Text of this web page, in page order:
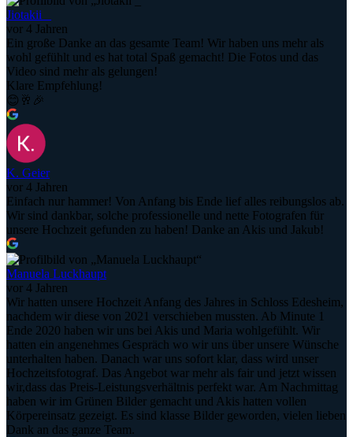
Jiotakii _
vor 4 Jahren
Ein große Danke an das gesamte Team! Wir haben uns mehr als
wohl gefühlt und es hat total Spaß gemacht! Die Fotos und das
Video sind mehr als gelungen!
Klare Empfehlung!
😊🥂🎉
K. Geier
vor 4 Jahren
Einfach nur hammer! Von Anfang bis Ende lief alles reibungslos ab.
Wir sind dankbar, solche professionelle und nette Fotografen für
unsere Hochzeit gefunden zu haben! Danke an Akis und Jakub!
Manuela Luckhaupt
vor 4 Jahren
Wir hatten unsere Hochzeit Anfang des Jahres in Schloss Edesheim,
nachdem wir diese von 2021 verschieben mussten. Ab Minute 1
Ende 2020 haben wir uns bei Akis und Maria wohlgefühlt. Wir
hatten ein angenehmes Gespräch wo wir uns über unsere Wünsche
unterhalten haben. Danach war uns sofort klar, dass wird unser
Hochzeitsfotograf. Das Angebot war mehr als fair und jetzt wissen
wir,dass das Preis-Leistungsverhältnis perfekt war. Am Nachmittag
haben wir im Grünen Bilder gemacht und Akis hatten vollen
Körpereinsatz gezeigt. Es sind klasse Bilder geworden, vielen lieben
Dank an das ganze Team.